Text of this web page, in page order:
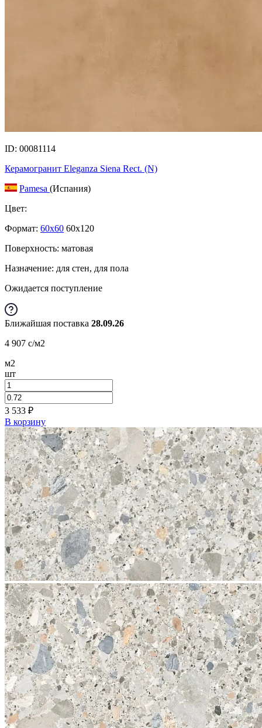
ID: 00081114
Керамогранит Eleganza Siena Rect. (N)
Pamesa (Испания)
Цвет:
Формат: 60x60 60x120
Поверхность: матовая
Назначение: для стен, для пола
Ожидается поступление
Ближайшая поставка 28.09.26
4 907 c/м2
м2
шт
3 533 ₽
В корзину